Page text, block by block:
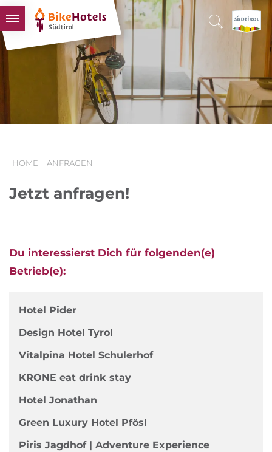
BIKEHOTELS
HOTELS & PAKETE
TOUREN & REVIERE
SÜDTIROL & WIR
HOME ANFRAGEN
Jetzt anfragen!
Du interessierst Dich für folgenden(e)
Betrieb(e):
Hotel Pider
Design Hotel Tyrol
Vitalpina Hotel Schulerhof
KRONE eat drink stay
Hotel Jonathan
Green Luxury Hotel Pfösl
Piris Jagdhof | Adventure Experience